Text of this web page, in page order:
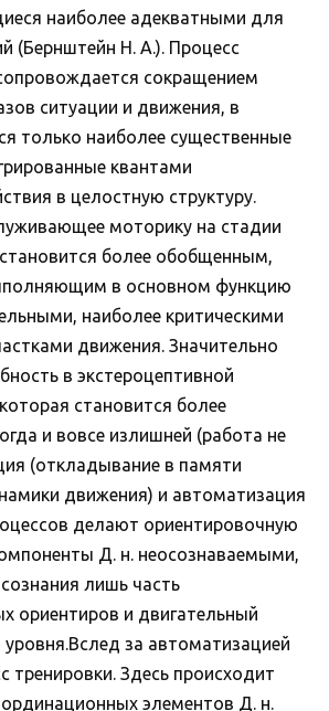
наиболее адекватными для
(Бернштейн Н. А.). Процесс
сокращением
ситуации и движения, в
только наиболее существенные
квантами
в целостную структуру.
моторику на стадии
более обобщенным,
в основном функцию
наиболее критическими
движения. Значительно
в экстероцептивной
становится более
и вовсе излишней (работа не
(откладывание в памяти
движения) и автоматизация
делают ориентировочную
Д. н. неосознаваемыми,
лишь часть
ориентиров и двигательный
за автоматизацией
тренировки. Здесь происходит
элементов Д. н.